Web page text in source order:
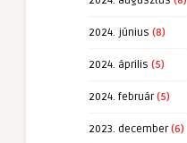
2024. június (8)
2024. április (5)
2024. február(5)
2023. december(6)